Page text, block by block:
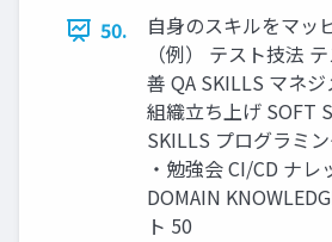
50.
自身のスキルをマッ
（例） テスト技法
善 QA SKILLS マネ
組織立ち上げ SOFT
SKILLS プログラミ
・勉強会 CI/CD ナレ
DOMAIN
ト 50